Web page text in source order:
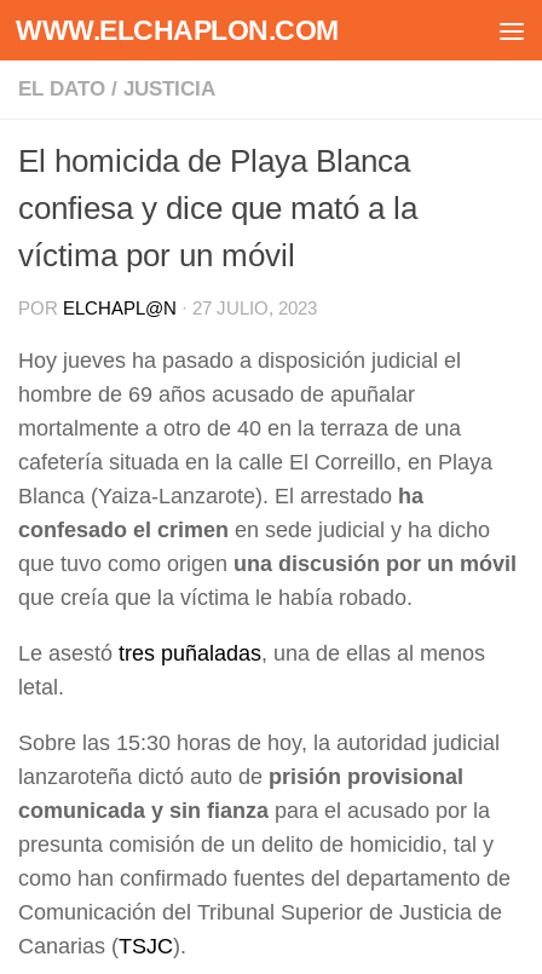
Saltar al contenido
WWW.ELCHAPLON.COM
EL DATO / JUSTICIA
El homicida de Playa Blanca
confiesa y dice que mató a la
víctima por un móvil
POR ELCHAPL@N · 27 JULIO, 2023
Hoy jueves ha pasado a disposición judicial el
hombre de 69 años acusado de apuñalar
mortalmente a otro de 40 en la terraza de una
cafetería situada en la calle El Correillo, en Playa
Blanca (Yaiza-Lanzarote). El arrestado ha
confesado el crimen en sede judicial y ha dicho
que tuvo como origen una discusión por un móvil
que creía que la víctima le había robado.
Le asestó tres puñaladas, una de ellas al menos
letal.
Sobre las 15:30 horas de hoy, la autoridad judicial
lanzaroteña dictó auto de prisión provisional
comunicada y sin fianza para el acusado por la
presunta comisión de un delito de homicidio, tal y
como han confirmado fuentes del departamento de
Comunicación del Tribunal Superior de Justicia de
Canarias (TSJC).